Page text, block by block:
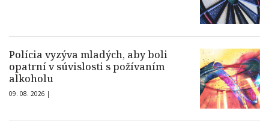
Polícia vyzýva mladých, aby boli
opatrní v súvislosti s požívaním
alkoholu
09. 08. 2026 |